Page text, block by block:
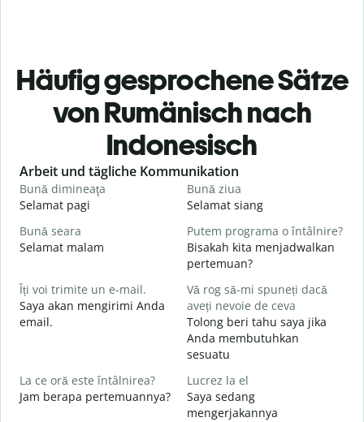
Häufig gesprochene Sätze
von Rumänisch nach
Indonesisch
Slide 1 of 6
Arbeit und tägliche Kommunikation
Bună dimineaţa
Selamat pagi
Bună ziua
Selamat siang
Bună seara
Selamat malam
Putem programa o întâlnire?
Bisakah kita menjadwalkan
pertemuan?
Îți voi trimite un e-mail.
Saya akan mengirimi Anda
email.
Vă rog să-mi spuneți dacă
aveți nevoie de ceva
Tolong beri tahu saya jika
Anda membutuhkan
sesuatu
La ce oră este întâlnirea?
Jam berapa pertemuannya?
Lucrez la el
Saya sedang
mengerjakannya